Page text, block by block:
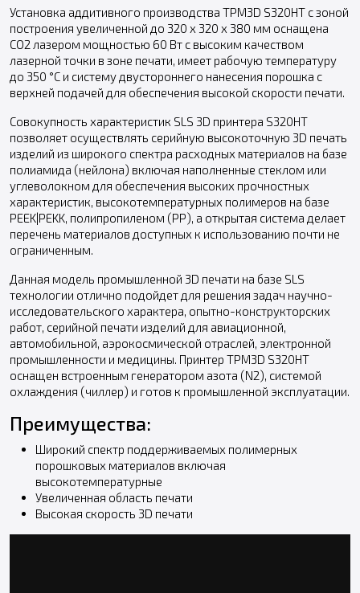
Установка аддитивного производства TPM3D S320HT с зоной
построения увеличенной до 320 х 320 х 380 мм оснащена
CO2 лазером мощностью 60 Вт с высоким качеством
лазерной точки в зоне печати, имеет рабочую температуру
до 350 °С и систему двустороннего нанесения порошка с
верхней подачей для обеспечения высокой скорости печати.
Совокупность характеристик SLS 3D принтера S320HT
позволяет осуществлять серийную высокоточную 3D печать
изделий из широкого спектра расходных материалов на базе
полиамида (нейлона) включая наполненные стеклом или
углеволокном для обеспечения высоких прочностных
характеристик, высокотемпературных полимеров на базе
PEEK|PEKK, полипропиленом (PP), а открытая система делает
перечень материалов доступных к использованию почти не
ограниченным.
Данная модель промышленной 3D печати на базе SLS
технологии отлично подойдет для решения задач научно-
исследовательского характера, опытно-конструкторских
работ, серийной печати изделий для авиационной,
автомобильной, аэрокосмической отраслей, электронной
промышленности и медицины. Принтер TPM3D S320HT
оснащен встроенным генератором азота (N2), системой
охлаждения (чиллер) и готов к промышленной эксплуатации.
Преимущества:
Широкий спектр поддерживаемых полимерных
порошковых материалов включая
высокотемпературные
Увеличенная область печати
Высокая скорость 3D печати